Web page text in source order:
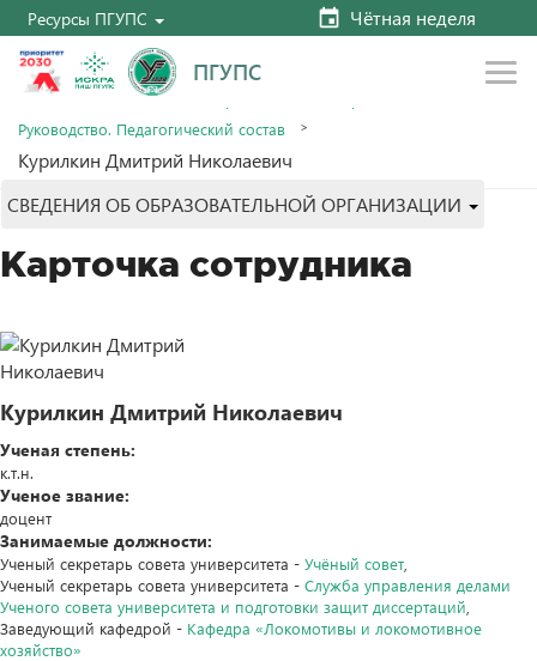
Ресурсы ПГУПС Чётная неделя
ПГУПС
Главная
Сведения об образовательной организации
Руководство. Педагогический состав
Курилкин Дмитрий Николаевич
СВЕДЕНИЯ ОБ ОБРАЗОВАТЕЛЬНОЙ ОРГАНИЗАЦИИ
Карточка сотрудника
Курилкин Дмитрий Николаевич
Ученая степень:
к.т.н.
Ученое звание:
доцент
Занимаемые должности:
Ученый секретарь совета университета - Учёный совет,
Ученый секретарь совета университета - Служба управления делами
Ученого совета университета и подготовки защит диссертаций
Заведующий кафедрой - Кафедра «Локомотивы и локомотивное
хозяйство»